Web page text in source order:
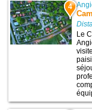
4
Le